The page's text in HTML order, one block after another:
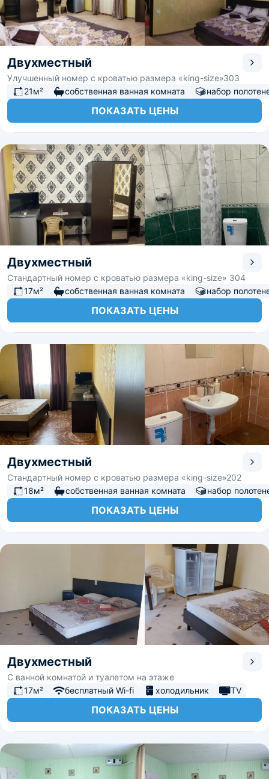
Двухместный
Улучшенный номер с кроватью размера «king-size»303
21м²
собственная ванная комната набор
ПОКАЗАТЬ ЦЕНЫ
Двухместный
Стандартный номер с кроватью размера «king-size» 304
17м²
собственная ванная комната набор
ПОКАЗАТЬ ЦЕНЫ
Двухместный
Стандартный номер с кроватью размера «king-size»202
18м²
собственная ванная комната набор
ПОКАЗАТЬ ЦЕНЫ
Двухместный
С ванной комнатой и туалетом на этаже
17м²
бесплатный Wi-fi холодильник TV
ПОКАЗАТЬ ЦЕНЫ